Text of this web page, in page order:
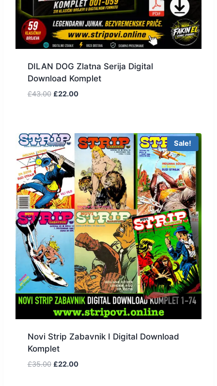
DILAN DOG Zlatna Serija Digital
Download Komplet
£43.00 £22.00
Sale!
Novi Strip Zabavnik I Digital Download
Komplet
£35.00 £22.00